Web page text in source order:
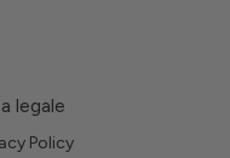
legale
Policy